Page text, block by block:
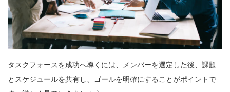
タスクフォースを成功へ導くには、メンバーを選定した後、課題
とスケジュールを共有し、ゴールを明確にすることがポイントで